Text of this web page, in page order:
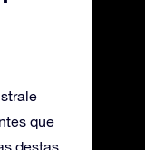
que
destas